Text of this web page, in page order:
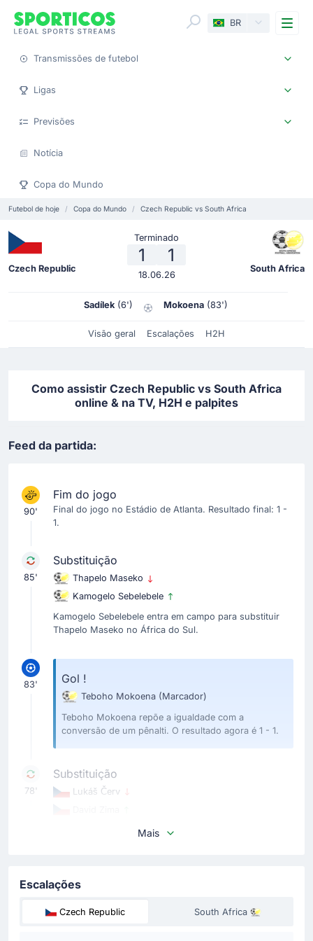
BR
Transmissões de futebol
Ligas
Previsões
Notícia
Copa do Mundo
Futebol de hoje Copa do Mundo Czech Republic vs South Africa
Czech Republic
Terminado
1 1
18.06.26
South Africa
Sadílek (6') Mokoena (83')
Visão geral Escalações H2H
Como assistir Czech Republic vs South Africa
online & na TV, H2H e palpites
Feed da partida:
90'
Fim do jogo
Final do jogo no Estádio de Atlanta. Resultado final: 1 -
1.
85'
Substituição
Thapelo Maseko
Kamogelo Sebelebele
Kamogelo Sebelebele entra em campo para substituir
Thapelo Maseko no África do Sul.
83' Gol !
Teboho Mokoena (Marcador)
Teboho Mokoena repõe a igualdade com a
conversão de um pênalti. O resultado agora é 1 - 1.
78'
Substituição
Lukáš Červ
Miroslav Koubek (Rep. Checa) é obrigado a uma
Cartão amarelo
Cartão amarelo para Ladislav Krejčí (Rep. Checa).
Mais
Escalações
Czech Republic South Africa